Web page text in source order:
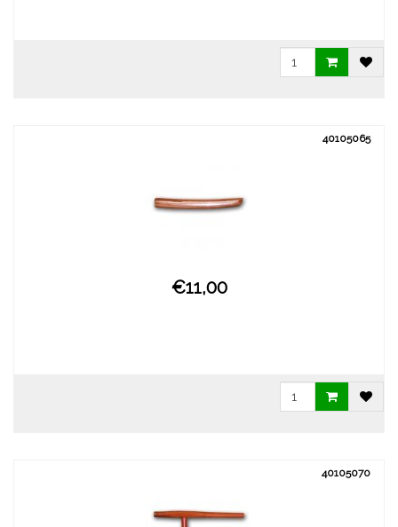
40105065
€11,00
40105070